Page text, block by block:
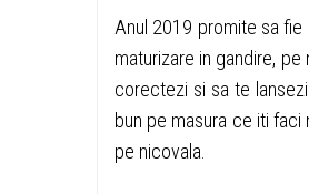
Anul 2019 promite sa fie
maturizare in gandire,
corectezi si sa te
bun pe masura ce iti
pe nicovala.